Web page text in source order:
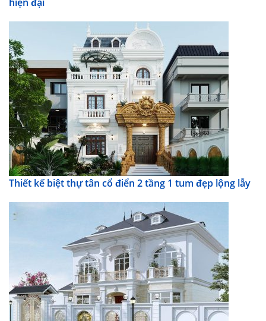
Thiết kế biệt thự tân cổ điển 2 tầng 1 tum đẹp lộng lẫy